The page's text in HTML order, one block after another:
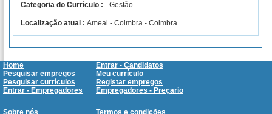
Categoria do Currículo : - Gestão
Localização atual : Ameal - Coimbra - Coimbra
Home
Entrar - Candidatos
Pesquisar empregos
Meu currículo
Pesquisar currículos
Registar empregos
Entrar - Empregadores
Empregadores - Preçario
Sobre nós Termos e condições